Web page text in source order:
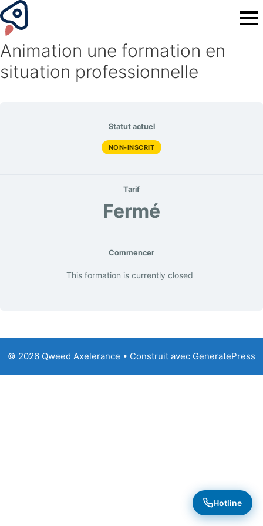
Animation une formation en
situation professionnelle
Statut actuel
NON-INSCRIT
Tarif
Fermé
Commencer
This formation is currently closed
© 2026 Qweed Axelerance • Construit avec GeneratePress
Hotline